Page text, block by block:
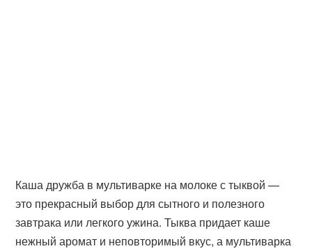
Каша дружба в мультиварке на молоке с тыквой —
это прекрасный выбор для сытного и полезного
завтрака или легкого ужина. Тыква придает каше
нежный аромат и неповторимый вкус, а мультиварка